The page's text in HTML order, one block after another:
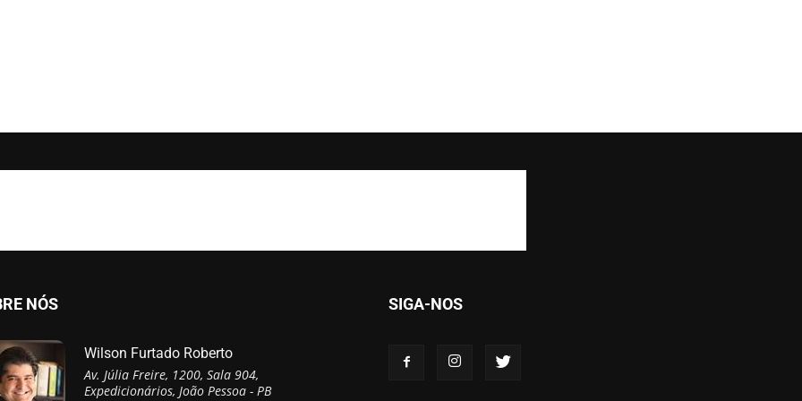
NÓS
Wilson Furtado Roberto
Av. Júlia Freire, 1200, Sala 904,
Expedicionários, João Pessoa - PB
SIGA-NOS